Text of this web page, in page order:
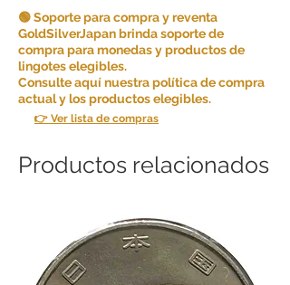
🟢 Soporte para compra y reventa
GoldSilverJapan brinda soporte de
compra para monedas y productos de
lingotes elegibles.
Consulte aquí nuestra política de compra
actual y los productos elegibles.
👉 Ver lista de compras
Productos relacionados